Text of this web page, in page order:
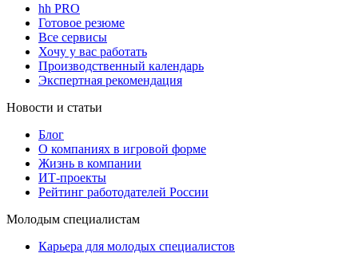
hh PRO
Готовое резюме
Все сервисы
Хочу у вас работать
Производственный календарь
Экспертная рекомендация
Новости и статьи
Блог
О компаниях в игровой форме
Жизнь в компании
ИТ-проекты
Рейтинг работодателей России
Молодым специалистам
Карьера для молодых специалистов